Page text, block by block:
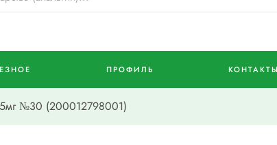
ПРОФИЛЬ КОНТАКТЫ
№30 (200012798001)